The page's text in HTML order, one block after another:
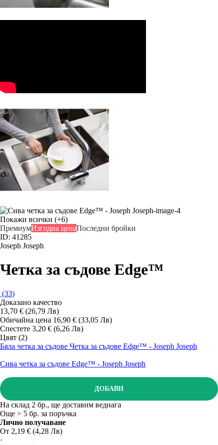
Покажи всички (+6)
ПремиумИзгодна ценаПоследни бройки
ID: 41285
Joseph Joseph
Четка за съдове Edge™
(33)
Доказано качество
13,70 € (26,79 Лв)
Обичайна цена 16,90 € (33,05 Лв)
Спестете 3,20 € (6,26 Лв)
Цвят (2)
Бяла четка за съдове Четка за съдове Edge™ - Joseph Joseph
Сива четка за съдове Edge™ - Joseph Joseph
ДОБАВИ
На склад 2 бр., ще доставим веднага
Още > 5 бр. за поръчка
Лично получаване
От 2,19 € (4,28 Лв)
·